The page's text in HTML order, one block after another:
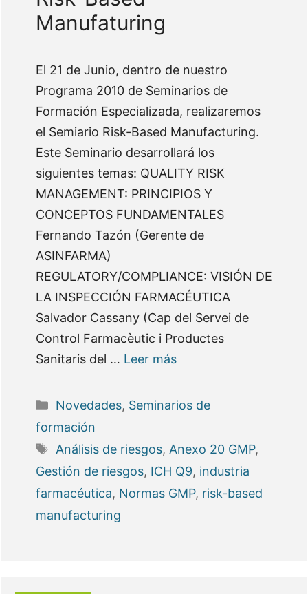
Manufaturing
El 21 de Junio, dentro de nuestro
Programa 2010 de Seminarios de
Formación Especializada, realizaremos
el Semiario Risk-Based Manufacturing.
Este Seminario desarrollará los
siguientes temas: QUALITY RISK
MANAGEMENT: PRINCIPIOS Y
CONCEPTOS FUNDAMENTALES
Fernando Tazón (Gerente de
ASINFARMA)
REGULATORY/COMPLIANCE: VISIÓN DE
LA INSPECCIÓN FARMACÉUTICA
Salvador Cassany (Cap del Servei de
Control Farmacèutic i Productes
Sanitaris del … Leer más
Categorías
Novedades, Seminarios de
formación
Etiquetas
Análisis de riesgos, Anexo 20 GMP,
Gestión de riesgos, ICH Q9, industria
farmacéutica, Normas GMP, risk-based
manufacturing